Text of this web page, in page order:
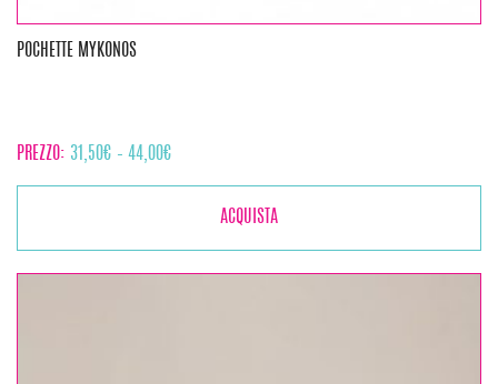
POCHETTE MYKONOS
PREZZO: 31,50€ – 44,00€
ACQUISTA